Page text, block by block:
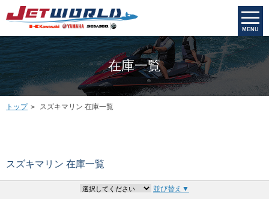
MENU
在庫一覧
トップ スズキマリン 在庫一覧
スズキマリン 在庫一覧
並び替え▼